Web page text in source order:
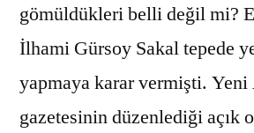
gömüldükleri belli değil mi?
İlhami Gürsoy Sakal tepede
yapmaya karar vermişti. Yeni
gazetesinin düzenlediği açık